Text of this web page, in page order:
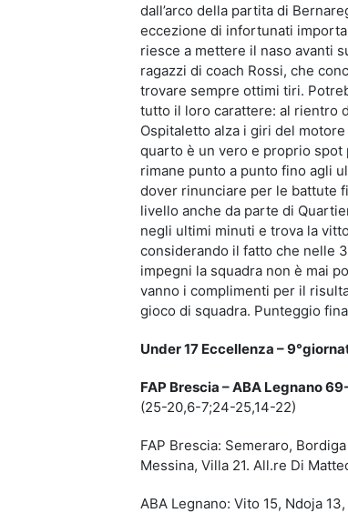
dall’arco della partita di
eccezione di infortunati
riesce a mettere il naso avanti
ragazzi di coach Rossi, che
trovare sempre ottimi tiri.
tutto il loro carattere: al rientro
Ospitaletto alza i giri del
quarto è un vero e proprio
rimane punto a punto fino agli
dover rinunciare per le battute
livello anche da parte di
negli ultimi minuti e trova la
considerando il fatto che nelle
impegni la squadra non è mai
vanno i complimenti per il
gioco di squadra. Punteggio
Under 17 Eccellenza –
FAP Brescia – ABA Legnano
(25-20,6-7;24-25,14-22)
FAP Brescia: Semeraro,
Messina, Villa 21. All.re Di
ABA Legnano: Vito 15, Ndoja